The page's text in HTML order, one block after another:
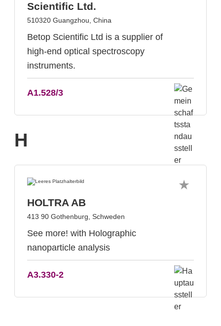
Scientific Ltd.
510320 Guangzhou, China
Betop Scientific Ltd is a supplier of
high-end optical spectroscopy
instruments.
A1.528/3
H
HOLTRA AB
413 90 Gothenburg, Schweden
See more! with Holographic
nanoparticle analysis
A3.330-2